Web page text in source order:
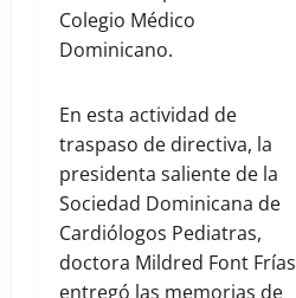
Colegio Médico
Dominicano.
En esta actividad de
traspaso de directiva, la
presidenta saliente de la
Sociedad Dominicana de
Cardiólogos Pediatras,
doctora Mildred Font Frías
entregó las memorias de